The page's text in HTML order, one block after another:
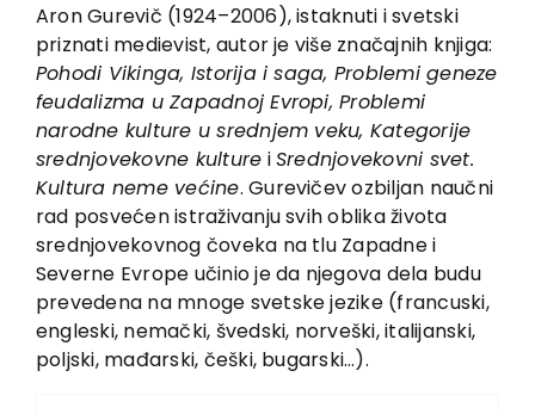
O nama
Knjige
U pripremi
Akcija
Autori
Vesti
EU PROJEKTI
Kontakt
Aron Gurevič (1924–2006), istaknuti i svetski
priznati medievist, autor je više značajnih knjiga:
Pohodi Vikinga, Istorija i saga, Problemi geneze
feudalizma u Zapadnoj Evropi, Problemi
narodne kulture u srednjem veku, Kategorije
srednjovekovne kulture iSrednjovekovni svet.
Kultura neme većine. Gurevičev ozbiljan naučni
rad posvećen istraživanju svih oblika života
srednjovekovnog čoveka na tlu Zapadne i
Severne Evrope učinio je da njegova dela budu
prevedena na mnoge svetske jezike (francuski,
engleski, nemački, švedski, norveški, italijanski,
poljski, mađarski, češki, bugarski…).